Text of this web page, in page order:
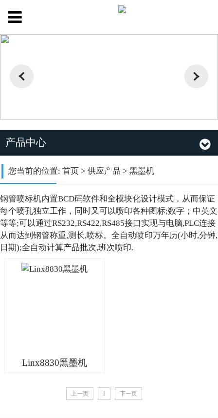
产品中心
您当前的位置: 首页 > 供应产品 > 黑墨机
钢管喷标机内置BCD码软件和全模块化设计模式，从而保证
每个喷孔独立工作，同时又可以喷印各种图标;数字；中英文
等等;可以通过RS232,RS422,RS485接口实现与电脑,PLC连接
从而达到钢管称重,测长,喷标。全自动喷印万年历(小时,分钟,
日期);全自动计算产品批次,班次喷印.
Linx8830黑墨机
上一页 1 下一页